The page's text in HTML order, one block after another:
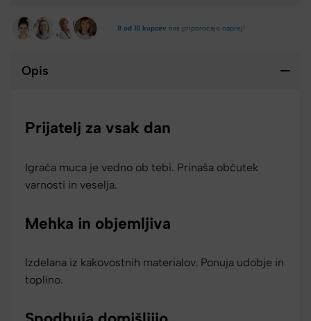
8 od 10 kupcev nas priporočajo naprej!
Opis
Prijatelj za vsak dan
Igrača muca je vedno ob tebi. Prinaša občutek
varnosti in veselja.
Mehka in objemljiva
Izdelana iz kakovostnih materialov. Ponuja udobje in
toplino.